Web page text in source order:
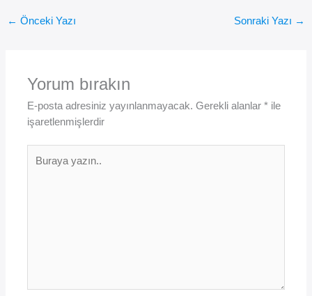
← Önceki Yazı Sonraki Yazı →
Yorum bırakın
E-posta adresiniz yayınlanmayacak. Gerekli alanlar* ile
işaretlenmişlerdir
yazın..